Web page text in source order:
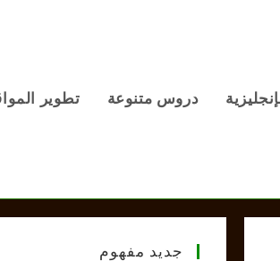
دروس متنوعة تطوير
جديد مفهوم